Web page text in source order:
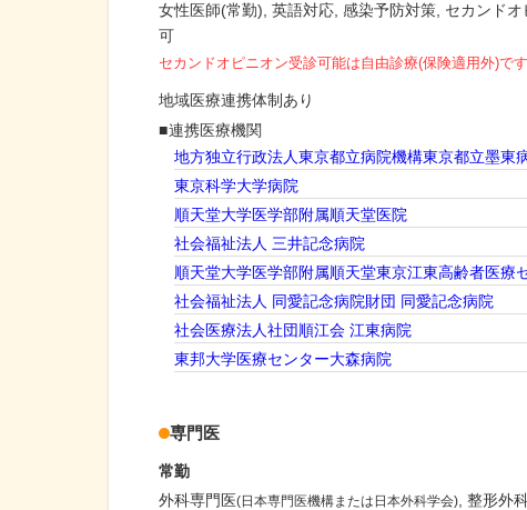
女性医師(常勤) 英語対応 感染予防対策 セカンド
可
セカンドオピニオン受診可能は自由診療(保険適用外)です
地域医療連携体制あり
連携医療機関
地方独立行政法人東京都立病院機構東京都立墨東
東京科学大学病院
順天堂大学医学部附属順天堂医院
社会福祉法人 三井記念病院
順天堂大学医学部附属順天堂東京江東高齢者医療
社会福祉法人 同愛記念病院財団 同愛記念病院
社会医療法人社団順江会 江東病院
東邦大学医療センター大森病院
専門医
常勤
外科専門医(日本専門医機構または日本外科学会) 整形外